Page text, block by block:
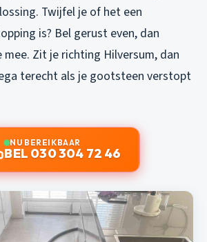
Twijfel je of het een
is? Bel gerust even, dan
mee. Zit je richting Hilversum, dan
terecht als jegootsteen verstopt
NU BEREIKBAAR
BEL 030 304 72 46